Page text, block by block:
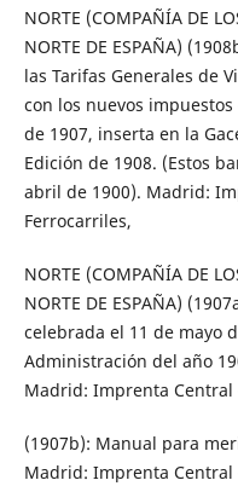
NORTE (COMPAÑÍA DE
NORTE DE ESPAÑA)
las Tarifas Generales de
con los nuevos
de 1907, inserta en la
Edición de 1908. (Estos
abril de 1900). Madrid:
Ferrocarriles,
NORTE (COMPAÑÍA DE
NORTE DE ESPAÑA)
celebrada el 11 de mayo
Administración del año
Madrid: Imprenta Central
(1907b): Manual para
Madrid: Imprenta Central